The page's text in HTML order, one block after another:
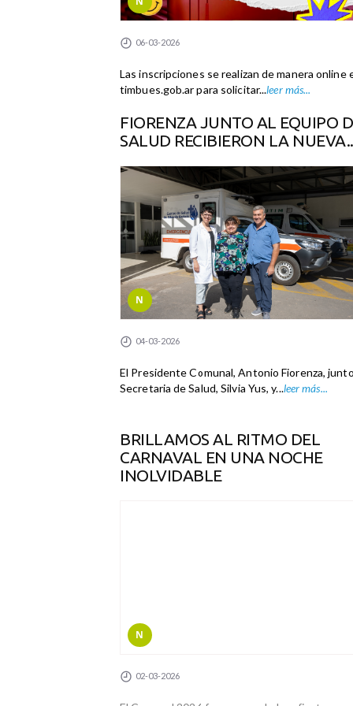
06-03-2026
Las inscripciones se realizan de manera online
timbues.gob.ar para solicitar...leer más...
FIORENZA JUNTO AL EQUIPO
SALUD RECIBIERON LA
N
04-03-2026
El Presidente Comunal, Antonio Fiorenza,
Secretaria de Salud, Silvia Yus, y...leer más...
BRILLAMOS AL RITMO DEL
CARNAVAL EN UNA NOCHE
INOLVIDABLE
N
02-03-2026